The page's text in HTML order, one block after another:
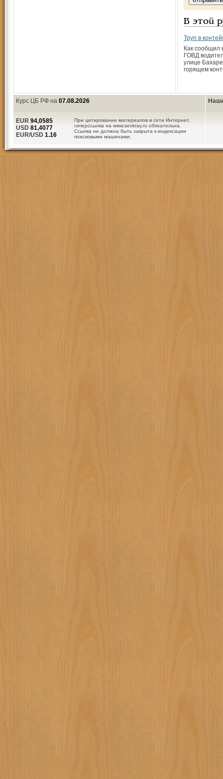
В этой
Труп в
Как сообщил
ГОВД
улице
горящем
Курс ЦБ РФ на 07.08.2026
При цитировании материалов в сети Интернет,
гиперссылка на www.sevkray.ru обязательна.
Ссылка не должна быть закрыта к индексации
поисковыми машинами.
EUR 94,0585
USD 81,4077
EUR/USD 1.16